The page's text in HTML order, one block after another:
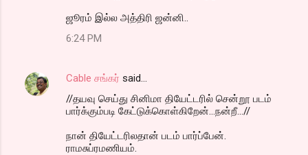
ஜூரம் இல்ல அத்திரி ஜன்னி..
6:24 PM
Cable சங்கர் said…
//தயவு செய்து சினிமா தியேட்டரில் சென்றூ படம்
பார்க்கும்படி கேட்டுக்கொள்கிறேன்...நன்றீ...//
நான் தியேட்டரிலதான் படம் பார்ப்பேன்.
ராமசுப்ரமணியம்.